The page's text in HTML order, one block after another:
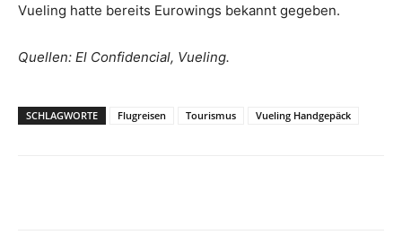
Vueling hatte bereits Eurowings bekannt gegeben.
Quellen: El Confidencial, Vueling.
SCHLAGWORTE Flugreisen Tourismus Vueling Handgepäck